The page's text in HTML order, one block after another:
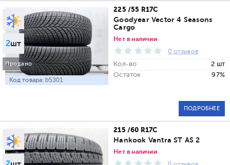
2шт
Продано
Код товара: b5301
225 /55 R17C
Goodyear Vector 4 Seasons
Cargo
Нет в наличии
0 отзывов
Кол-во
2 шт
Остаток
97%
ПОДРОБНЕЕ
215 /60 R17C
Hankook Vantra ST AS 2
Нет в наличии